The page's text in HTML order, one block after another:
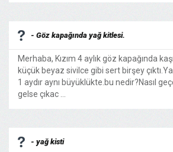
- Göz kapağında yağ kitlesi.
Merhaba, Kızım 4 aylık göz kapağında
küçük beyaz sivilce gibi sert birşey
1 aydır aynı büyüklükte.bu nedir?Nasıl
gelse çıkac ...
- yağ kisti